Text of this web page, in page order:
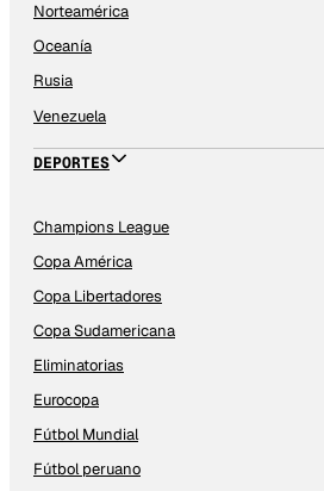
Norteamérica
Oceanía
Rusia
Venezuela
DEPORTES
Champions League
Copa América
Copa Libertadores
Copa Sudamericana
Eliminatorias
Eurocopa
Fútbol Mundial
Fútbol peruano